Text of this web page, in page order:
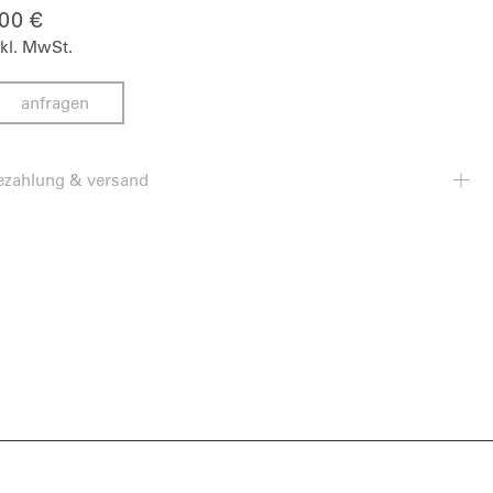
€
MwSt.
anfragen
& versand